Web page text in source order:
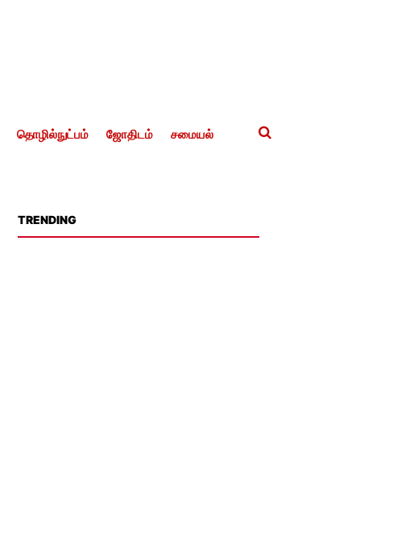
தொழில்நுட்பம் ஜோதிடம் சமையல்
TRENDING